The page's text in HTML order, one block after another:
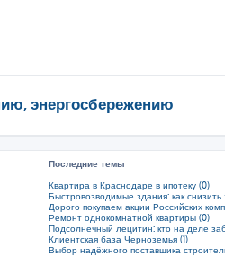
энергосбережению
Последние темы
Квартира в Краснодаре в ипотеку (0)
Быстровозводимые здания: как снизить
Дорого покупаем акции Российских
Ремонт однокомнатной квартиры (0)
Подсолнечный лецитин: кто на деле
Клиентская база Черноземья (1)
Выбор надёжного поставщика